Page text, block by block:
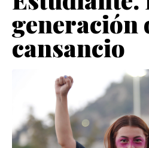
generación
cansancio